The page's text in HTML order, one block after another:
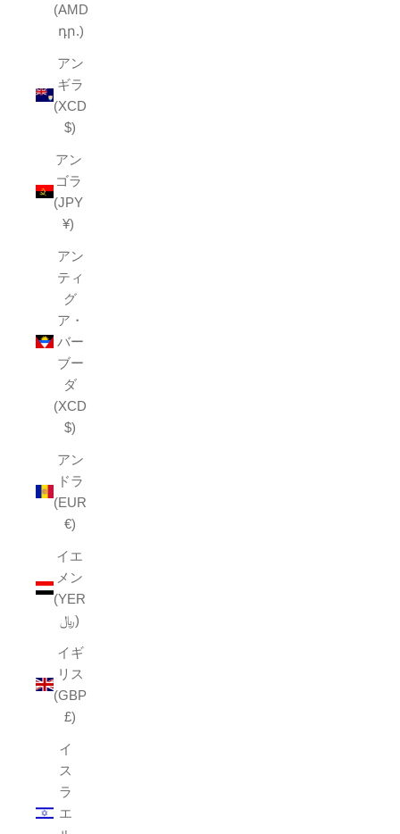
(AMD
դր.)
アン
ギラ
(XCD
$)
アン
ゴラ
(JPY
¥)
アン
ティ
グ
ア・
バー
ブー
ダ
(XCD
$)
アン
ドラ
(EUR
€)
イエ
メン
(YER
﷼)
イギ
リス
(GBP
£)
イ
ス
ラ
エ